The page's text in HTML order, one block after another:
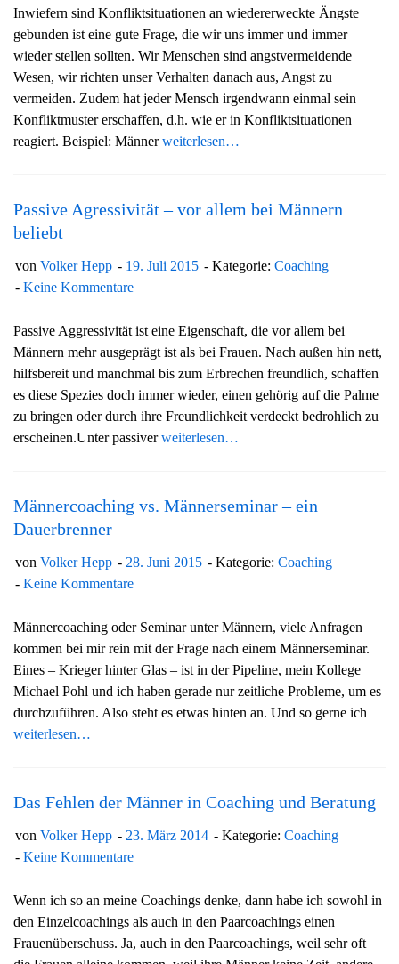
Inwiefern sind Konfliktsituationen an wiedererweckte Ängste
gebunden ist eine gute Frage, die wir uns immer und immer
wieder stellen sollten. Wir Menschen sind angstvermeidende
Wesen, wir richten unser Verhalten danach aus, Angst zu
vermeiden. Zudem hat jeder Mensch irgendwann einmal sein
Konfliktmuster erschaffen, d.h. wie er in Konfliktsituationen
reagiert. Beispiel: Männerweiterlesen…
Passive Agressivität – vor allem bei Männern
beliebt
von Volker Hepp 19. Juli 2015 Kategorie: Coaching
Keine Kommentare
Passive Aggressivität ist eine Eigenschaft, die vor allem bei
Männern mehr ausgeprägt ist als bei Frauen. Nach außen hin nett,
hilfsbereit und manchmal bis zum Erbrechen freundlich, schaffen
es diese Spezies doch immer wieder, einen gehörig auf die Palme
zu bringen oder durch ihre Freundlichkeit verdeckt bedrohlich zu
erscheinen.Unter passiverweiterlesen…
Männercoaching vs. Männerseminar – ein
Dauerbrenner
von Volker Hepp 28. Juni 2015 Kategorie: Coaching
Keine Kommentare
Männercoaching oder Seminar unter Männern, viele Anfragen
kommen bei mir rein mit der Frage nach einem Männerseminar.
Eines – Krieger hinter Glas – ist in der Pipeline, mein Kollege
Michael Pohl und ich haben gerade nur zeitliche Probleme, um es
durchzuführen. Also steht es etwas hinten an. Und so gerne ich
weiterlesen…
Das Fehlen der Männer in Coaching und Beratung
von Volker Hepp 23. März 2014 Kategorie: Coaching
Keine Kommentare
Wenn ich so an meine Coachings denke, dann habe ich sowohl in
den Einzelcoachings als auch in den Paarcoachings einen
Frauenüberschuss. Ja, auch in den Paarcoachings, weil sehr oft